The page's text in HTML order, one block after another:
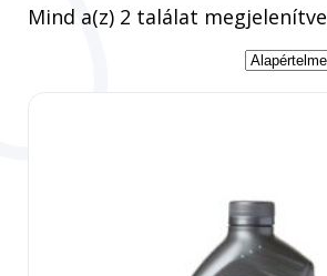
Mind a(z) 2 találat megjelenítve